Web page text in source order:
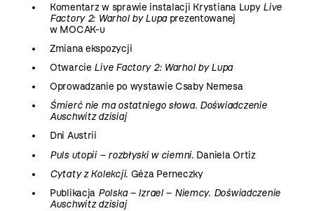
Komentarz w sprawie instalacji Krystiana Lupy Live
Factory 2: Warhol by Lupaprezentowanej
w MOCAK-u
Zmiana ekspozycji
Otwarcie Live Factory 2: Warhol by Lupa
Oprowadzanie po wystawie Csaby Nemesa
Śmierć nie ma ostatniego słowa. Doświadczenie
Auschwitz dzisiaj
Dni Austrii
Puls utopii – rozbłyski w ciemni. Daniela Ortiz
Cytaty z Kolekcji. Géza Perneczky
Publikacja Polska – Izrael – Niemcy. Doświadczenie
Auschwitz dzisiaj